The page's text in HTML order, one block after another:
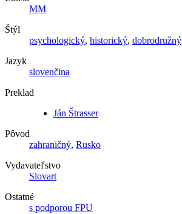
MM
Štýl
psychologický, historický, dobrodružný
Jazyk
slovenčina
Preklad
Ján Štrasser
Pôvod
zahraničný, Rusko
Vydavateľstvo
Slovart
Ostatné
s podporou FPU